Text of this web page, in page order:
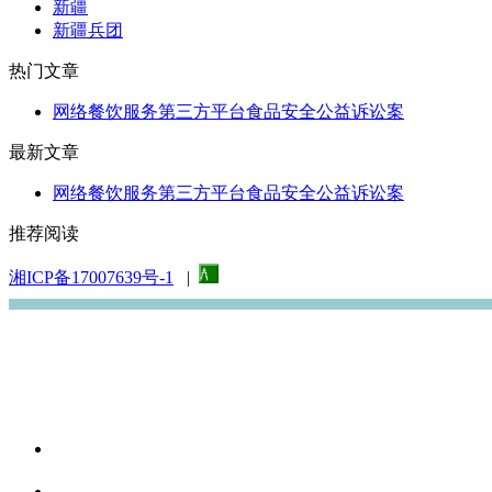
新疆
新疆兵团
热门文章
网络餐饮服务第三方平台食品安全公益诉讼案
最新文章
网络餐饮服务第三方平台食品安全公益诉讼案
推荐阅读
湘ICP备17007639号-1 |